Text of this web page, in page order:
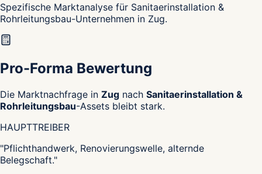
Spezifische Marktanalyse für Sanitaerinstallation &
Rohrleitungsbau-Unternehmen in Zug.
Pro-Forma Bewertung
Die Marktnachfrage in Zug nach Sanitaerinstallation &
Rohrleitungsbau-Assets bleibt stark.
HAUPTTREIBER
"Pflichthandwerk, Renovierungswelle, alternde
Belegschaft."